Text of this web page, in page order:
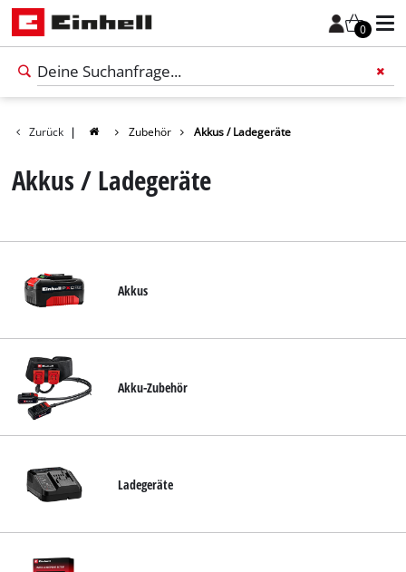
0
Deutsch
Italiano
Zurück | Zubehör Akkus / Ladegeräte
Akkus / Ladegeräte
Akkus
Akku-Zubehör
Ladegeräte